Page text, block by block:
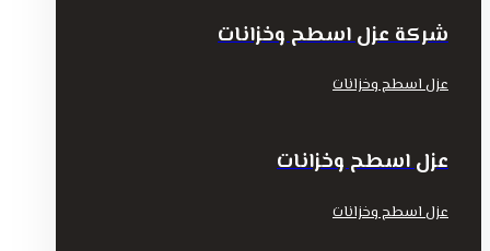
شركة عزل اسطح وخزانات
عزل اسطح وخزانات
عزل اسطح وخزانات
عزل اسطح وخزانات